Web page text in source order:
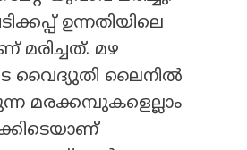
ഉന്നതിയിലെ
മരിച്ചത്. മഴ
വൈദ്യുതി ലൈനിൽ
മരക്കമ്പുകളെല്ലാം